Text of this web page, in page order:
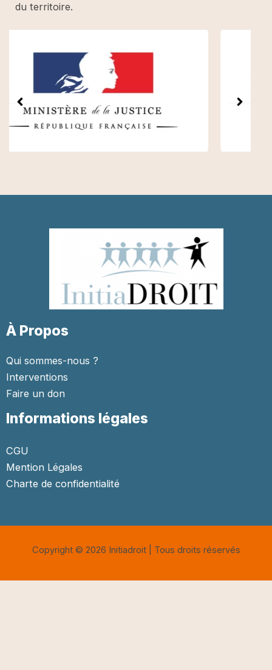
du territoire.
À Propos
Qui sommes-nous ?
Interventions
Faire un don
Informations légales
CGU
Mention Légales
Charte de confidentialité
Copyright © 2026 Initiadroit | Tous droits réservés